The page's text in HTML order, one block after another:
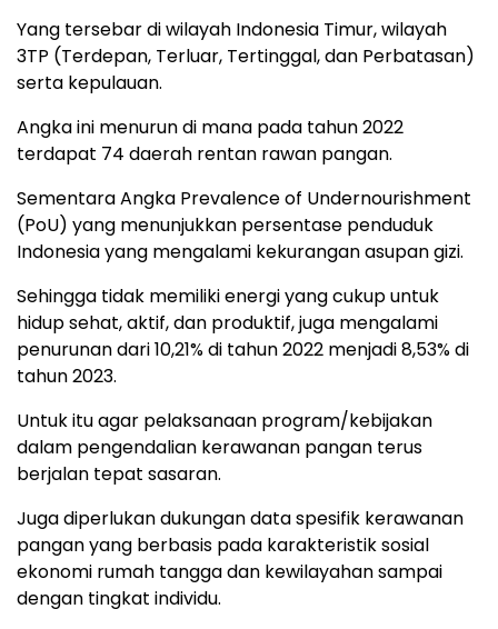
Yang tersebar di wilayah Indonesia Timur, wilayah
3TP (Terdepan, Terluar, Tertinggal, dan Perbatasan)
serta kepulauan.
Angka ini menurun di mana pada tahun 2022
terdapat 74 daerah rentan rawan pangan.
Sementara Angka Prevalence of Undernourishment
(PoU) yang menunjukkan persentase penduduk
Indonesia yang mengalami kekurangan asupan gizi.
Sehingga tidak memiliki energi yang cukup untuk
hidup sehat, aktif, dan produktif, juga mengalami
penurunan dari 10,21% di tahun 2022 menjadi 8,53% di
tahun 2023.
Untuk itu agar pelaksanaan program/kebijakan
dalam pengendalian kerawanan pangan terus
berjalan tepat sasaran.
Juga diperlukan dukungan data spesifik kerawanan
pangan yang berbasis pada karakteristik sosial
ekonomi rumah tangga dan kewilayahan sampai
dengan tingkat individu.